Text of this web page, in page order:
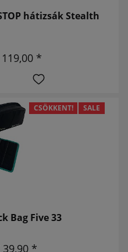
hátizsák Stealth
*
CSÖKKENT! SALE
Bag Five 33
39,90 *